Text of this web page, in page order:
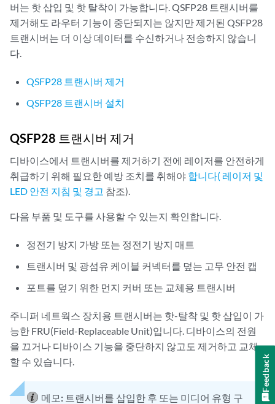
버는 핫 삽입 및 핫 탈착이 가능합니다. QSFP28 트랜시버를
제거해도 라우터 기능이 중단되지는 않지만 제거된 QSFP28
트랜시버는 더 이상 데이터를 수신하거나 전송하지 않습니
다.
QSFP28 트랜시버 제거
QSFP28 트랜시버 설치
QSFP28 트랜시버 제거
디바이스에서 트랜시버를 제거하기 전에 레이저를 안전하게
취급하기 위해 필요한 예방 조치를 취해야 합니다( 레이저 및
LED 안전 지침 및 경고 참조).
다음 부품 및 도구를 사용할 수 있는지 확인합니다.
정전기 방지 가방 또는 정전기 방지 매트
트랜시버 및 광섬유 케이블 커넥터를 덮는 고무 안전 캡
포트를 덮기 위한 먼지 커버 또는 교체용 트랜시버
주니퍼 네트웍스 장치용 트랜시버는 핫-탈착 및 핫 삽입이 가
능한 FRU(Field-Replaceable Unit)입니다. 디바이스의 전원
을 끄거나 디바이스 기능을 중단하지 않고도 제거하고 교체
할 수 있습니다.
메모: 트랜시버를 삽입한 후 또는 미디어 유형 구
Feedback